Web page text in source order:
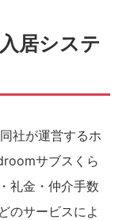
居システ
社が運営するホ
サブスくら
礼金・仲介手数
のサービスによ